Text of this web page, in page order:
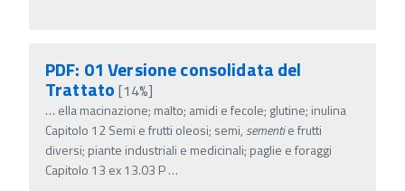
PDF: 01 Versione consolidata del
Trattato [14%]
… ella macinazione; malto; amidi e fecole; glutine; inulina
Capitolo 12 Semi e frutti oleosi; semi, sementie frutti
diversi; piante industriali e medicinali; paglie e foraggi
Capitolo 13 ex 13.03 P…